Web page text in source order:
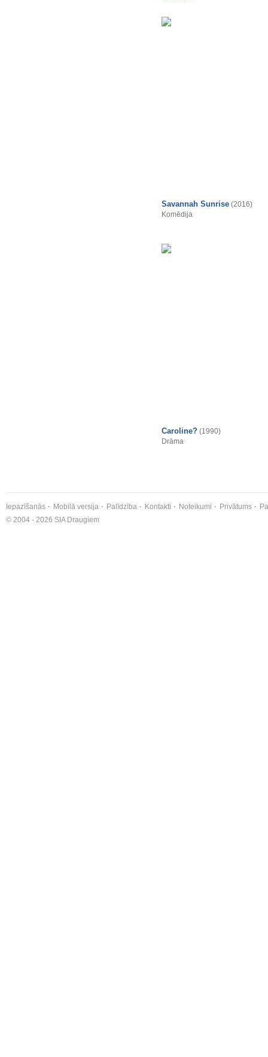
Savannah Sunrise (2016)
Komēdija
Caroline? (1990)
Drāma
Iepazīšanās Mobilā versija Palīdzība Kontakti Noteikumi Privātums
© 2004 - 2026 SIA Draugiem